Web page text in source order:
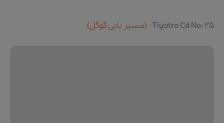
Tiyatro Cd No: 25 (مسیر یابی گوگل)